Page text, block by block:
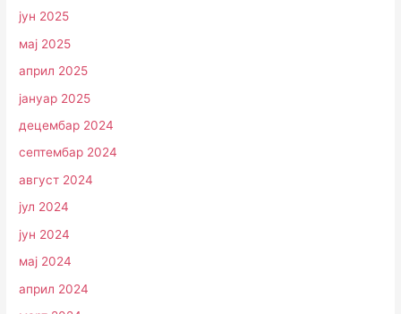
јун 2025
мај 2025
април 2025
јануар 2025
децембар 2024
септембар 2024
август 2024
јул 2024
јун 2024
мај 2024
април 2024